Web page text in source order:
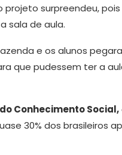
surpreendeu,
sala de aula.
e os alunos
que pudessem ter a
Conhecimento Social,
30% dos brasileiros